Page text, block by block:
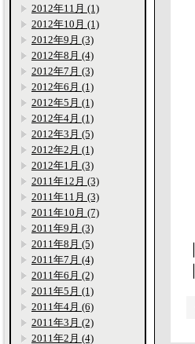
2012年11月 (1)
2012年10月 (1)
2012年9月 (3)
2012年8月 (4)
2012年7月 (3)
2012年6月 (1)
2012年5月 (1)
2012年4月 (1)
2012年3月 (5)
2012年2月 (1)
2012年1月 (3)
2011年12月 (3)
2011年11月 (3)
2011年10月 (7)
2011年9月 (3)
2011年8月 (5)
2011年7月 (4)
2011年6月 (2)
2011年5月 (1)
2011年4月 (6)
2011年3月 (2)
2011年2月 (4)